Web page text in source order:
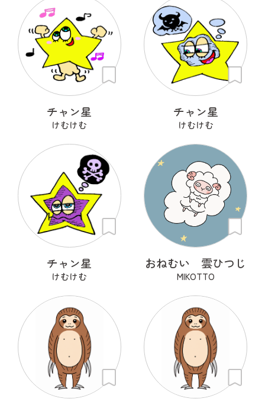
チャン星
けむけむ
チャン星
けむけむ
チャン星
けむけむ
おねむい 雲ひつじ
MIKOTTO